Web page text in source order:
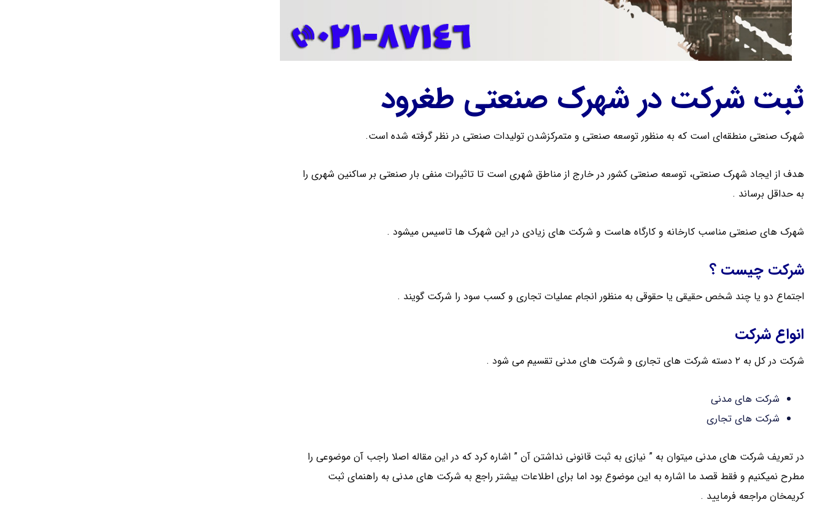
ثبت شرکت در شهرک صنعتی طغرود
شهرک صنعتی منطقه‌ای است که به منظور توسعه صنعتی و متمرکزشدن تولیدات صنعتی در نظر گرفته شده است.
هدف از ایجاد شهرک صنعتی، توسعه صنعتی کشور در خارج از مناطق شهری است تا تاثیرات منفی بار صنعتی بر ساکنین شهری را
به حداقل برساند .
شهرک های صنعتی مناسب کارخانه و کارگاه هاست و شرکت های زیادی در این شهرک ها تاسیس میشود .
شرکت چیست ؟
اجتماع دو یا چند شخص حقیقی یا حقوقی به منظور انجام عملیات تجاری و کسب سود را شرکت گویند .
انواع شرکت
شرکت در کل به ۲ دسته شرکت های تجاری و شرکت های مدنی تقسیم می شود .
شرکت های مدنی
شرکت های تجاری
در تعریف شرکت های مدنی میتوان به ” نیازی به ثبت قانونی نداشتن آن ” اشاره کرد که در این مقاله اصلا راجب آن موضوعی را
مطرح نمیکنیم و فقط قصد ما اشاره به این موضوع بود اما برای اطلاعات بیشتر راجع به شرکت های مدنی به راهنمای ثبت
کریمخان مراجعه فرمایید .